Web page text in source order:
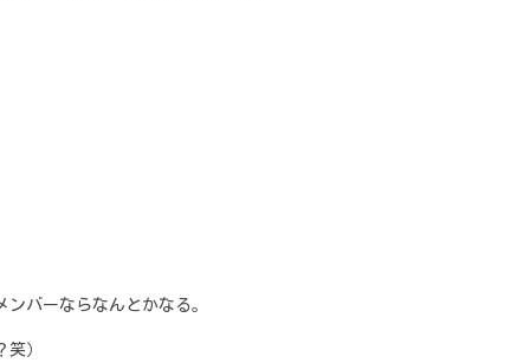
バーならなんとかなる。
）